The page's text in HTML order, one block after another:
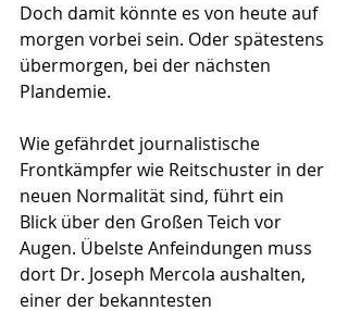
Doch damit könnte es von heute auf
morgen vorbei sein. Oder spätestens
übermorgen, bei der nächsten
Plandemie.
Wie gefährdet journalistische
Frontkämpfer wie Reitschuster in der
neuen Normalität sind, führt ein
Blick über den Großen Teich vor
Augen. Übelste Anfeindungen muss
dort Dr. Joseph Mercola aushalten,
einer der bekanntesten